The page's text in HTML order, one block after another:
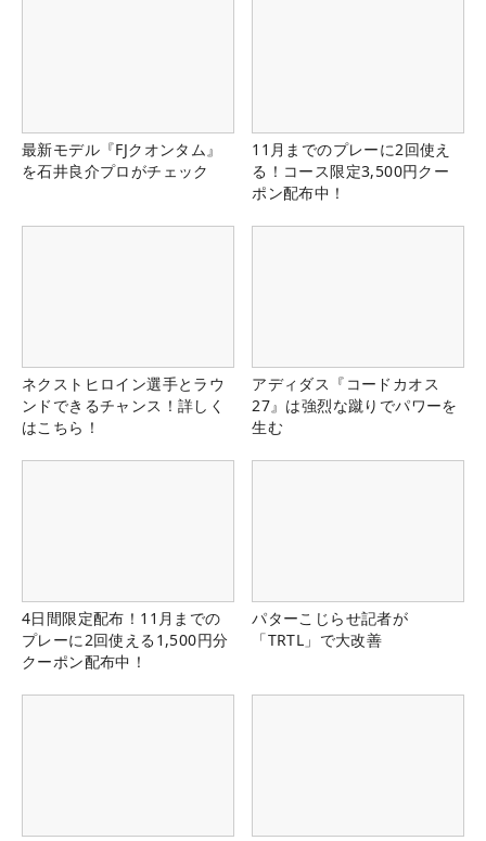
最新モデル『FJクオンタム』
を石井良介プロがチェック
11月までのプレーに2回使え
る！コース限定3,500円クー
ポン配布中！
ネクストヒロイン選手とラウ
ンドできるチャンス！詳しく
はこちら！
アディダス『コードカオス
27』は強烈な蹴りでパワーを
生む
4日間限定配布！11月までの
プレーに2回使える1,500円分
クーポン配布中！
パターこじらせ記者が
「TRTL」で大改善